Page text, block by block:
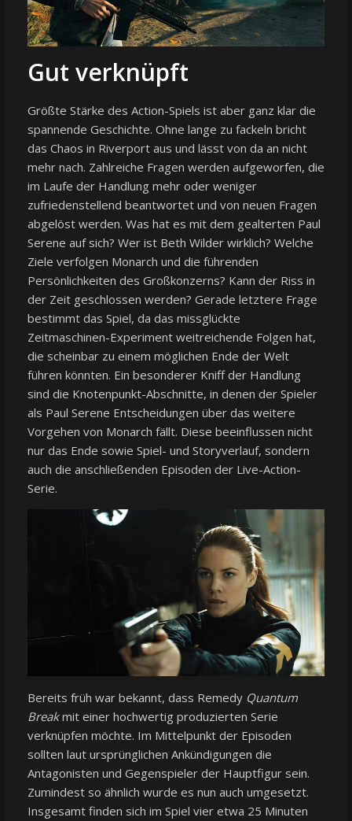
Gut verknüpft
Größte Stärke des Action-Spiels ist aber ganz klar die
spannende Geschichte. Ohne lange zu fackeln bricht
das Chaos in Riverport aus und lässt von da an nicht
mehr nach. Zahlreiche Fragen werden aufgeworfen, die
im Laufe der Handlung mehr oder weniger
zufriedenstellend beantwortet und von neuen Fragen
abgelöst werden. Was hat es mit dem gealterten Paul
Serene auf sich? Wer ist Beth Wilder wirklich? Welche
Ziele verfolgen Monarch und die führenden
Persönlichkeiten des Großkonzerns? Kann der Riss in
der Zeit geschlossen werden? Gerade letztere Frage
bestimmt das Spiel, da das missglückte
Zeitmaschinen-Experiment weitreichende Folgen hat,
die scheinbar zu einem möglichen Ende der Welt
führen könnten. Ein besonderer Kniff der Handlung
sind die Knotenpunkt-Abschnitte, in denen der Spieler
als Paul Serene Entscheidungen über das weitere
Vorgehen von Monarch fällt. Diese beeinflussen nicht
nur das Ende sowie Spiel- und Storyverlauf, sondern
auch die anschließenden Episoden der Live-Action-
Serie.
Bereits früh war bekannt, dass Remedy Quantum
Breakmit einer hochwertig produzierten Serie
verknüpfen möchte. Im Mittelpunkt der Episoden
sollten laut ursprünglichen Ankündigungen die
Antagonisten und Gegenspieler der Hauptfigur sein.
Zumindest so ähnlich wurde es nun auch umgesetzt.
Insgesamt finden sich im Spiel vier etwa 25 Minuten